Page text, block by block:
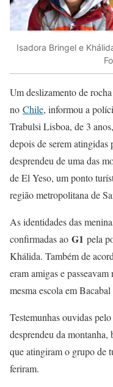
Isadora Bringel e
Um deslizamento de
no Chile, informou a
Trabulsi Lisboa, de 3
depois de serem
desprendeu de uma das
de El Yeso, um ponto
região metropolitana de
As identidades das
confirmadas ao G1 pela
Khálida. Também de
eram amigas e
mesma escola em
Testemunhas ouvidas pelo
desprendeu da montanha,
que atingiram o grupo de
feriram.